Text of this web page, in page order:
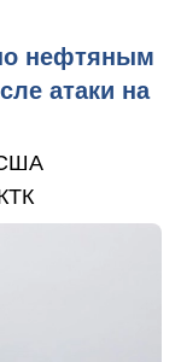
нефтяным
атаки на
США